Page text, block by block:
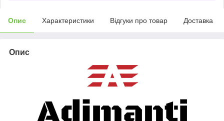
Опис Характеристики Відгуки про товар Доставка
Опис